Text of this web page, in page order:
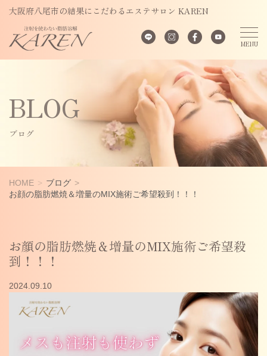
大阪府八尾市の結果にこだわるエステサロン KAREN
BLOG
ブログ
HOME
ブログ
お顔の脂肪燃焼＆増量のMIX施術ご希望殺到！！！
お顔の脂肪燃焼＆増量のMIX施術ご希望殺
到！！！
2024.09.10